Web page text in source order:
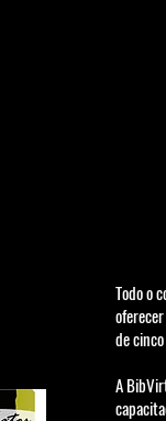
Todo o
de
A